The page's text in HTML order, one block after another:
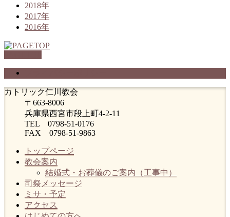
2018年
2017年
2016年
カトリック仁川教会
〒663-8006
兵庫県西宮市段上町4-2-11
TEL 0798-51-0176
FAX 0798-51-9863
トップページ
教会案内
結婚式・お葬儀のご案内（工事中）
司祭メッセージ
ミサ・予定
アクセス